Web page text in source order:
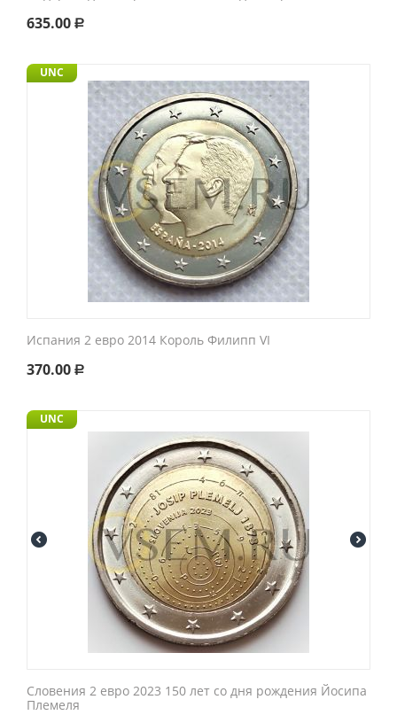
635.00 Р
UNC
Испания 2 евро 2014 Король Филипп VI
370.00 Р
UNC
Словения 2 евро 2023 150 лет со дня рождения Йосипа
Племеля